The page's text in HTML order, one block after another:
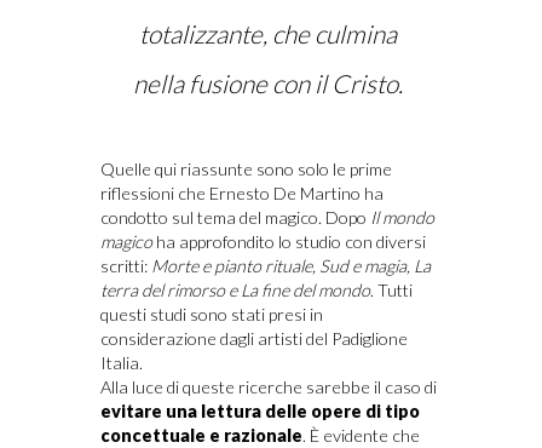
totalizzante, che culmina
nella fusione con il Cristo.
Quelle qui riassunte sono solo le prime
riflessioni che Ernesto De Martino ha
condotto sul tema del magico. Dopo Il mondo
magicoha approfondito lo studio con diversi
scritti:Morte e pianto rituale, Sud e magia, La
terra del rimorso e La fine del mondo. Tutti
questi studi sono stati presi in
considerazione dagli artisti del Padiglione
Italia.
Alla luce di queste ricerche sarebbe il caso di
evitare una lettura delle opere di tipo
concettuale e razionale. È evidente che